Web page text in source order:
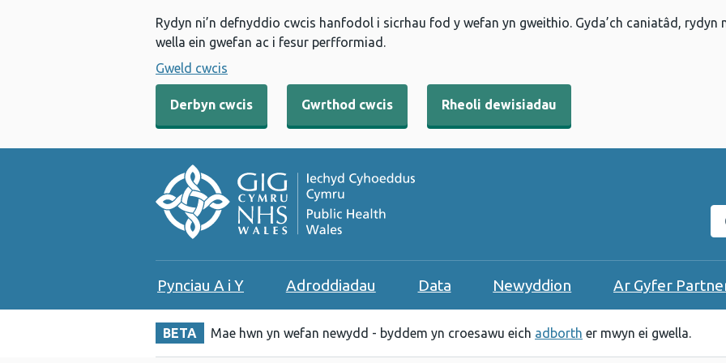
Rydyn ni’n defnyddio cwcis hanfodol i sicrhau fod y wefan yn gweithio. Gyda’ch caniatâd,
wella ein gwefan ac i fesur perfformiad.
Gweld cwcis
Derbyn cwcis Gwrthod cwcis Rheoli dewisiadau
Pynciau A i Y Adroddiadau Data Newyddion Ar Gyfer
BETA Mae hwn yn wefan newydd - byddem yn croesawu eich adborth er mwyn ei gwella.